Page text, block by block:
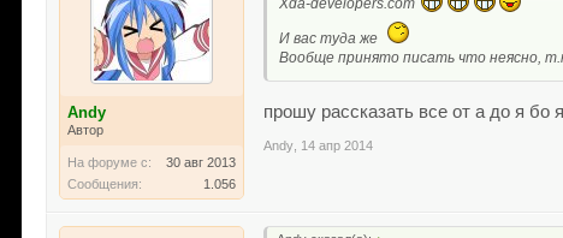
Andy
Автор
На форуме с:
30 авг 2013
Сообщения:
1.056
Xda-developers.com
И вас туда же
Вообще принято писать что неясно,
прошу рассказать все от а до я бо
Andy 14 апр 2014